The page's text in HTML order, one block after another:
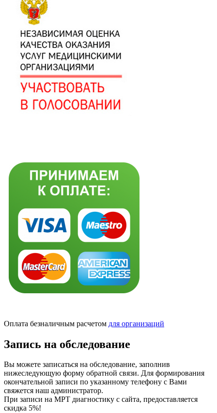
Оплата безналичным расчетом для организаций
Запись на обследование
Вы можете записаться на обследование, заполнив
нижеследующую форму обратной связи. Для формирования
окончательной записи по указанному телефону с Вами
свяжется наш администратор.
При записи на МРТ диагностику с сайта, предоставляется
скидка 5%!